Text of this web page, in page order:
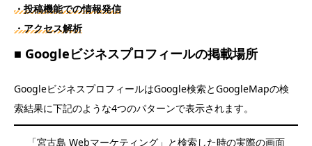
・投稿機能での情報発信
・アクセス解析
■ Googleビジネスプロフィールの掲載場所
GoogleビジネスプロフィールはGoogle検索とGoogleMapの検
索結果に下記のような4つのパターンで表示されます。
「宮古島 Webマーケティング」と検索した時の実際の画面